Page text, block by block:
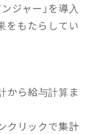
ジャー」を導入
をもたらしてい
から給与計算ま
クリックで集計